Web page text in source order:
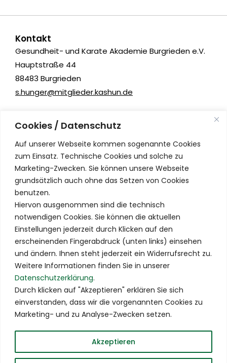
Cookies / Datenschutz
Auf unserer Webseite kommen sogenannte Cookies
zum Einsatz. Technische Cookies und solche zu
Marketing-Zwecken. Sie können unsere Webseite
grundsätzlich auch ohne das Setzen von Cookies
benutzen.
Hiervon ausgenommen sind die technisch
notwendigen Cookies. Sie können die aktuellen
Einstellungen jederzeit durch Klicken auf den
erscheinenden Fingerabdruck (unten links) einsehen
und ändern. Ihnen steht jederzeit ein Widerrufsrecht zu.
Weitere Informationen finden Sie in unserer
Datenschutzerklärung.
Durch klicken auf "Akzeptieren" erklären Sie sich
einverstanden, dass wir die vorgenannten Cookies zu
Marketing- und zu Analyse-Zwecken setzen.
Akzeptieren
Kontakt
Gesundheit- und Karate Akademie Burgrieden e.V.
Hauptstraße 44
88483 Burgrieden
s.hunger@mitglieder.kashun.de
Kashun Kampfsport
89231 Neu-Ulm
info@kashun.de
Schnellzugriff
Online Training
Tipps
Technik Portal
Kata Portal
Dan Portal
Kashun Kampfsport
Karate Akademie Burgrieden
Datenschutzerklärung